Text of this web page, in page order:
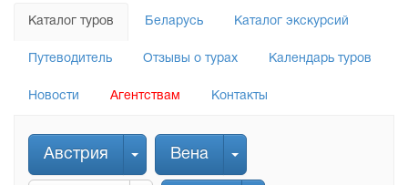
Каталог туров Беларусь Каталог экскурсий
Путеводитель Отзывы о турах Календарь туров
Новости Агентствам Контакты
Австрия Вена